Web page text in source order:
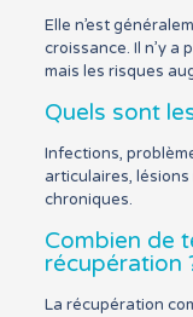
Elle n’est
croissance. Il n’y a
mais les risques
Quels sont
Infections,
articulaires,
chroniques.
Combien de
récupération
La récupération